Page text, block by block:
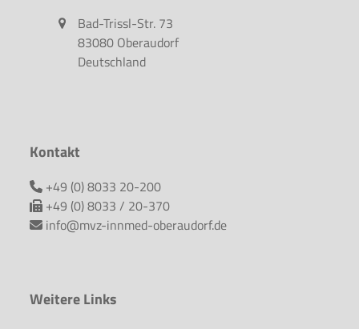
Bad-Trissl-Str. 73
83080 Oberaudorf
Deutschland
Kontakt
+49 (0) 8033 20-200
+49 (0) 8033 / 20-370
info@mvz-innmed-oberaudorf.de
Weitere Links